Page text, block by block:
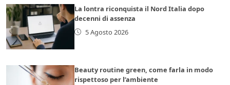
La lontra riconquista il Nord Italia dopo
decenni di assenza
5 Agosto 2026
Beauty routine green, come farla in modo
rispettoso per l’ambiente